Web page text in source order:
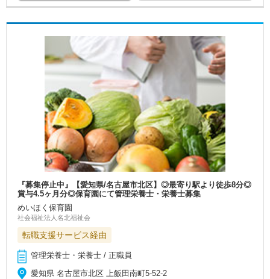
『募集停止中』【愛知県/名古屋市北区】◎最寄り駅より徒歩8分◎
賞与4.5ヶ月分◎保育園にて管理栄養士・栄養士募集
めいほく保育園
社会福祉法人名北福祉会
転職支援サービス経由
管理栄養士・栄養士 / 正職員
愛知県 名古屋市北区 上飯田南町5-52-2